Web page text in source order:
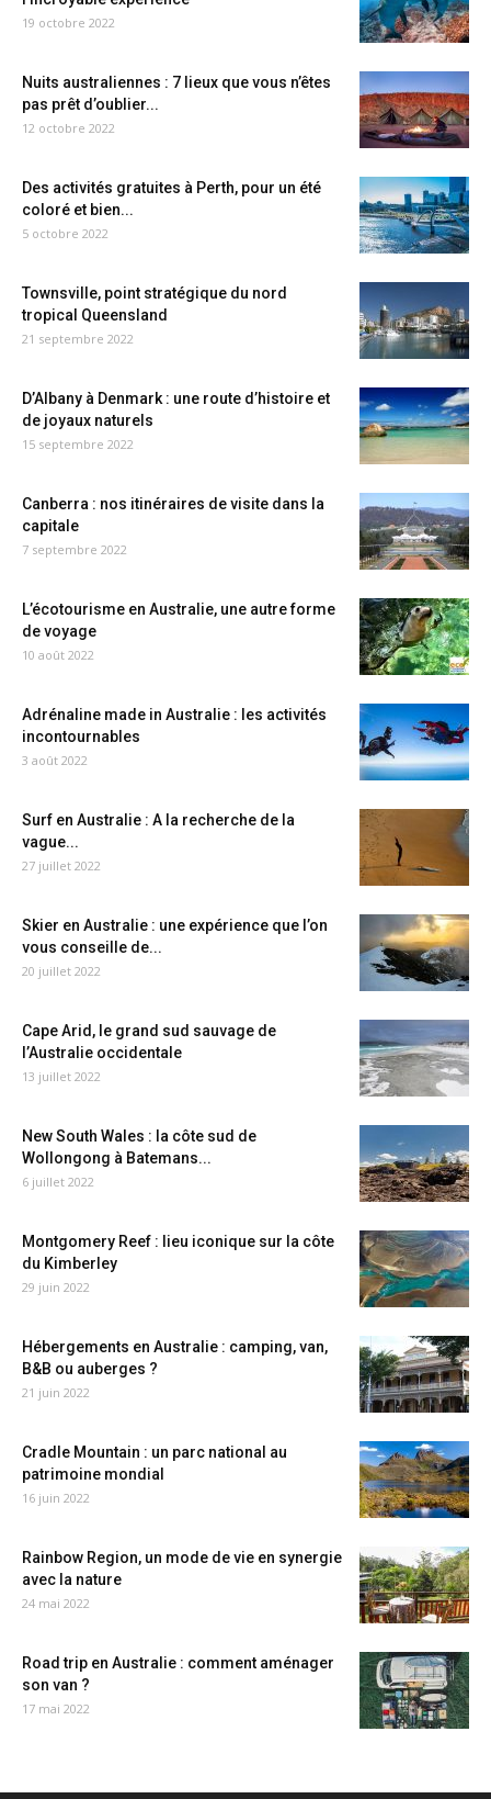
19 octobre 2022
Nuits australiennes : 7 lieux que vous n’êtes
pas prêt d’oublier...
12 octobre 2022
Des activités gratuites à Perth, pour un été
coloré et bien...
5 octobre 2022
Townsville, point stratégique du nord
tropical Queensland
21 septembre 2022
D’Albany à Denmark : une route d’histoire et
de joyaux naturels
15 septembre 2022
Canberra : nos itinéraires de visite dans la
capitale
7 septembre 2022
L’écotourisme en Australie, une autre forme
de voyage
10 août 2022
Adrénaline made in Australie : les activités
incontournables
3 août 2022
Surf en Australie : A la recherche de la
vague...
27 juillet 2022
Skier en Australie : une expérience que l’on
vous conseille de...
20 juillet 2022
Cape Arid, le grand sud sauvage de
l’Australie occidentale
13 juillet 2022
New South Wales : la côte sud de
Wollongong à Batemans...
6 juillet 2022
Montgomery Reef : lieu iconique sur la côte
du Kimberley
29 juin 2022
Hébergements en Australie : camping, van,
B&B ou auberges ?
21 juin 2022
Cradle Mountain : un parc national au
patrimoine mondial
16 juin 2022
Rainbow Region, un mode de vie en synergie
avec la nature
24 mai 2022
Road trip en Australie : comment aménager
son van ?
17 mai 2022